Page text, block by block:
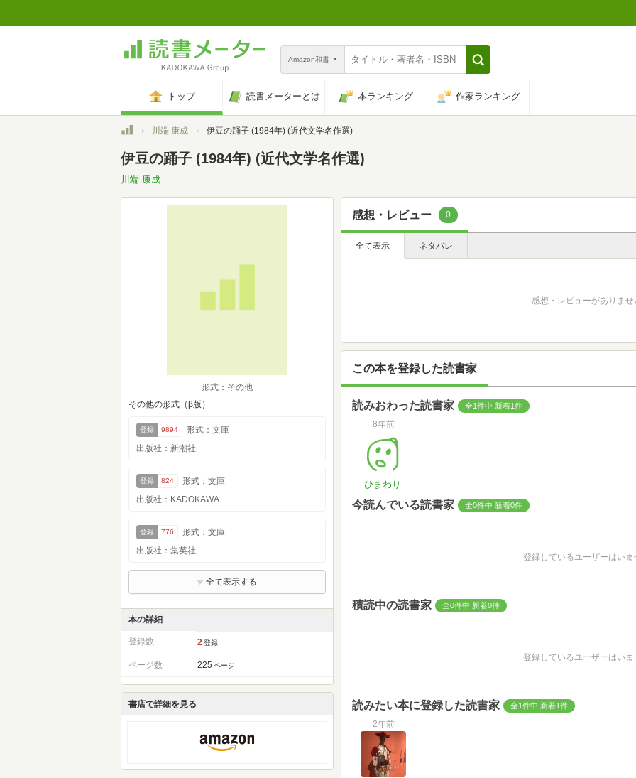
Amazon和書
トップ 読書メーターとは 本ランキング 作家ランキング
トップ川端 康成 伊豆の踊子 (1984年) (近代文学名作選)
伊豆の踊子 (1984年) (近代文学名作選)
川端 康成
形式：その他
その他の形式（β版）
登録 9894
形式：文庫
出版社：新潮社
登録 824
形式：文庫
出版社：KADOKAWA
登録 776
形式：文庫
出版社：集英社
全て表示する
本の詳細
登録数 2 登録
ページ数 225 ページ
書店で詳細を見る
感想・レビュー 0
全て表示 ネタバレ
感想・レビューがありませ
この本を登録した読書家
読みおわった読書家 全1件中 新着1件
8年前
ひまわり
今読んでいる読書家 全0件中 新着0件
登録しているユーザーはいま
積読中の読書家 全0件中 新着0件
登録しているユーザーはいま
読みたい本に登録した読書家 全1件中 新着1件
2年前